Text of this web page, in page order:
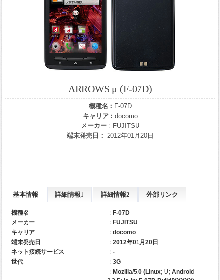
ARROWS μ (F-07D)
機種名： F-07D
キャリア： docomo
メーカー： FUJITSU
端末発売日： 2012年01月20日
基本情報 詳細情報1 詳細情報2 外部リンク
機種名
：F-07D
メーカー
： FUJITSU
キャリア
： docomo
端末発売日
：2012年01月20日
ネット接続サービス
：-
世代
：3G
：Mozilla/5.0 (Linux; U; Android